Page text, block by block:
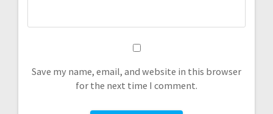
Save my name, email, and website in this browser
for the next time I comment.